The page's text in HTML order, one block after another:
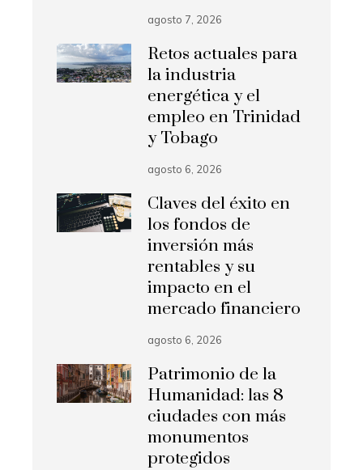
agosto 7, 2026
Retos actuales para
la industria
energética y el
empleo en Trinidad
y Tobago
agosto 6, 2026
Claves del éxito en
los fondos de
inversión más
rentables y su
impacto en el
mercado financiero
agosto 6, 2026
Patrimonio de la
Humanidad: las 8
ciudades con más
monumentos
protegidos